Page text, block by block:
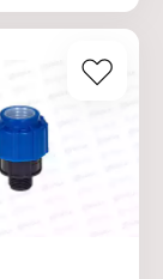
до 10
от 0 до +40